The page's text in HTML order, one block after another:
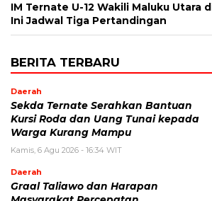
IM Ternate U-12 Wakili Maluku Utara
Ini Jadwal Tiga Pertandingan
BERITA TERBARU
Daerah
Sekda Ternate Serahkan Bantuan
Kursi Roda dan Uang Tunai kepada
Warga Kurang Mampu
Kamis, 6 Agu 2026 - 16:34 WIT
Daerah
Graal Taliawo dan Harapan